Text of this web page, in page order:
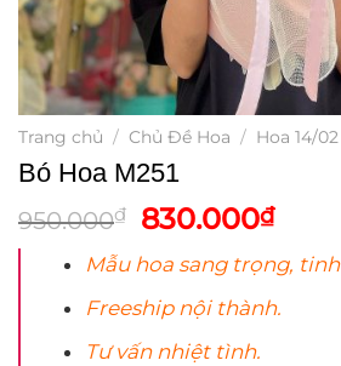
Trang chủ / Chủ Đề Hoa / Hoa 14/02
Bó Hoa M251
950.000₫
Giá
gốc
là:
950.000₫.
830.000₫Giá
hiện
tại
là:
Mẫu hoa sang trọng,
Freeship nội thành.
Tư vấn nhiệt tình.